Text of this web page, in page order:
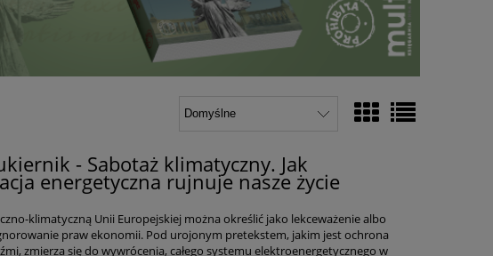
- Sabotaż klimatyczny. Jak
energetyczna rujnuje nasze życie
klimatyczną Unii Europejskiej można określić jako lekceważenie albo
praw ekonomii. Pod urojonym pretekstem, jakim jest ochrona
zmierza się do wywrócenia, całego systemu elektroenergetycznego w